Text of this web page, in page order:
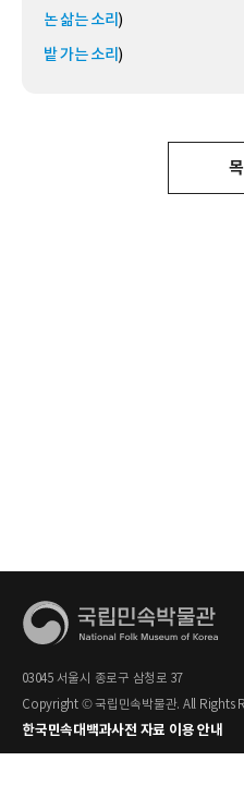
논 삶는 소리 )
밭 가는 소리 )
03045 서울시 종로구 삼청로 37
Copyright © 국립민속박물관. All Rights
한국민속대백과사전 자료 이용 안내